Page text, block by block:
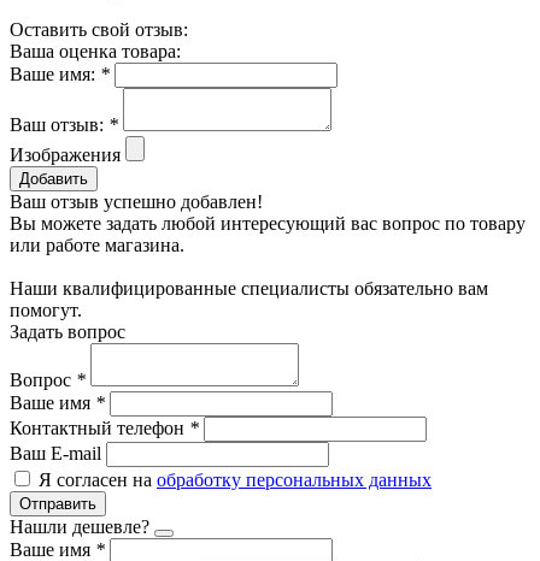
Оставить свой отзыв:
Ваша оценка товара:
Ваше имя: *
Ваш отзыв: *
Изображения
Добавить
Ваш отзыв успешно добавлен!
Вы можете задать любой интересующий вас вопрос по товару
или работе магазина.
Наши квалифицированные специалисты обязательно вам
помогут.
Задать вопрос
Вопрос *
Ваше имя *
Контактный телефон *
Ваш E-mail
Я согласен на обработку персональных данных
Отправить
Нашли дешевле?
Ваше имя *